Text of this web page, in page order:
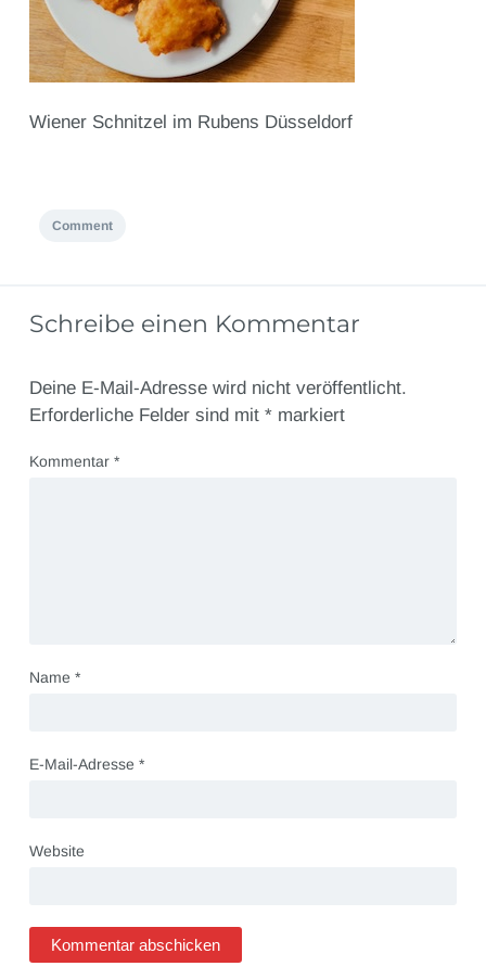
Wiener Schnitzel im Rubens Düsseldorf
Comment
Schreibe einen Kommentar
Deine E-Mail-Adresse wird nicht veröffentlicht.
Erforderliche Felder sind mit *markiert
Kommentar *
Name *
E-Mail-Adresse *
Website